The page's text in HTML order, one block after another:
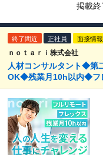
掲載終
終了間近 正社員 面接情
ｎｏｔａｒｉ株式会社
人材コンサルタント◆第
OK◆残業月10h以内◆フ